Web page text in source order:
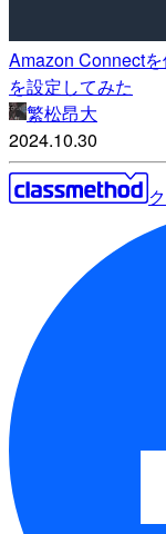
Amazon Connect
を設定してみた
繁松昂大
2024.10.30